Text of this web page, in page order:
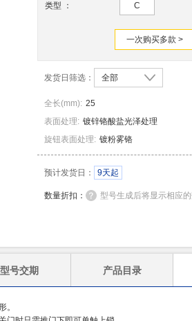
类型 ： C
一次购买多款 >
发货日筛选： 全部
全长(mm): 25
表面处理: 镀锌铬酸盐光泽处理
旋钮表面处理: 镀粉雾铬
预计发货日： 9天起
数量折扣： 型号生成后将显示相应
型号交期 产品目录
。